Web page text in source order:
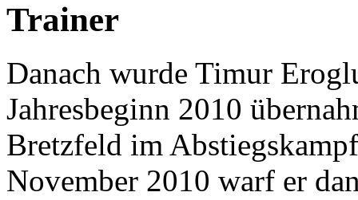
Trainer
Danach wurde Timur
Jahresbeginn 2010
Bretzfeld im
November 2010 warf er